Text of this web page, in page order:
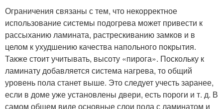
Ограничения связаны с тем, что некорректное
использование системы подогрева может привести к
рассыханию ламината, растрескиванию замков и в
целом к ухудшению качества напольного покрытия.
Также стоит учитывать, высоту «пирога». Поскольку к
ламинату добавляется система нагрева, то общий
уровень пола станет выше. Это следует учесть заранее,
если в доме уже установлены двери, есть пороги и т. д. В
самом общем виде основные слои пола с ламинатом и